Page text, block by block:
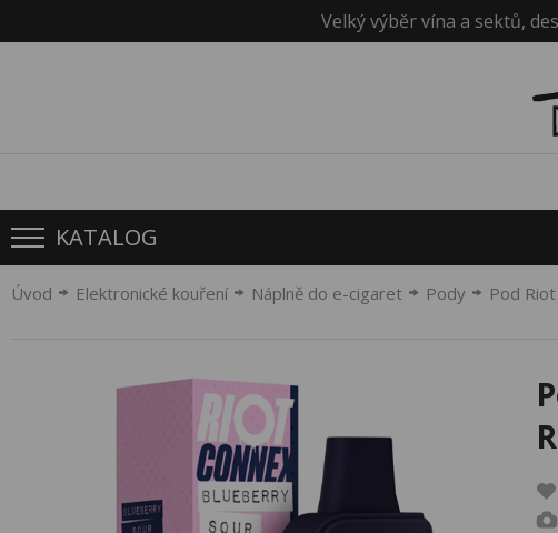
Velký výběr vína a sektů,
KATALOG
Úvod Elektronické kouření Náplně do e-cigaret Pody Pod